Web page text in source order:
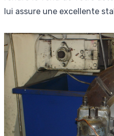
lui assure une excellente